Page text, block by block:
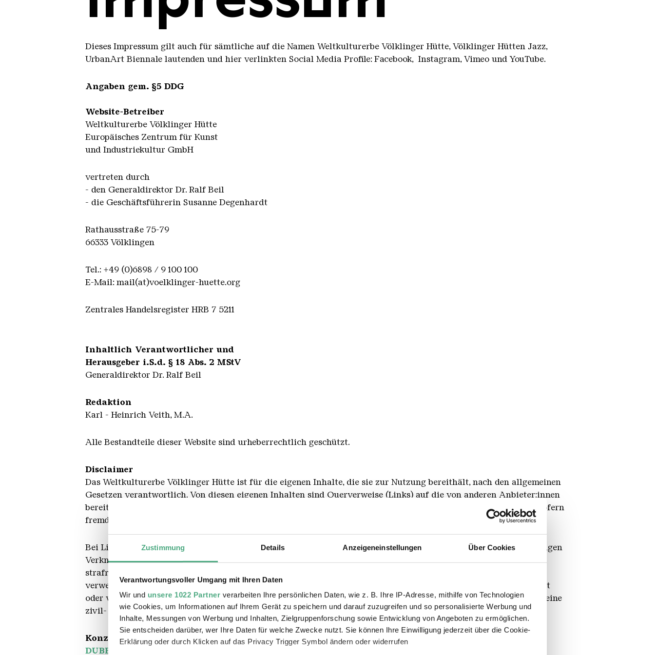
Zustimmung Details Anzeigeneinstellungen Über Cookies
Verantwortungsvoller Umgang mit Ihren Daten
Wir und unsere 1022 Partner verarbeiten Ihre persönlichen Daten, wie z. B. Ihre IP-Adresse, mithilfe von Technologien
wie Cookies, um Informationen auf Ihrem Gerät zu speichern und darauf zuzugreifen und so personalisierte Werbung und
Inhalte, Messungen von Werbung und Inhalten, Zielgruppenforschung sowie Entwicklung von Angeboten zu ermöglichen.
Sie entscheiden darüber, wer Ihre Daten für welche Zwecke nutzt. Sie können Ihre Einwilligung jederzeit über die Cookie-
Erklärung oder durch Klicken auf das Privacy Trigger Symbol ändern oder widerrufen
Dieses Impressum gilt auch für sämtliche auf die Namen Weltkulturerbe Völklinger Hütte, Völklinger Hütten Jazz,
UrbanArt Biennale lautenden und hier verlinkten Social Media Profile: Facebook, Instagram, Vimeo und YouTube.
Angaben gem. §5 DDG
Website-Betreiber
Weltkulturerbe Völklinger Hütte
Europäisches Zentrum für Kunst
und Industriekultur GmbH
vertreten durch
- den Generaldirektor Dr. Ralf Beil
- die Geschäftsführerin Susanne Degenhardt
Rathausstraße 75-79
66333 Völklingen
Tel.: +49 (0)6898 / 9 100 100
E-Mail: mail(at)voelklinger-huette.org
Zentrales Handelsregister HRB 7 5211
Inhaltlich Verantwortlicher und
Herausgeber i.S.d. § 18 Abs. 2 MStV
Generaldirektor Dr. Ralf Beil
Redaktion
Karl - Heinrich Veith, M.A.
Alle Bestandteile dieser Website sind urheberrechtlich geschützt.
Disclaimer
Das Weltkulturerbe Völklinger Hütte ist für die eigenen Inhalte, die sie zur Nutzung bereithält, nach den allgemeinen
Gesetzen verantwortlich. Von diesen eigenen Inhalten sind Querverweise (Links) auf die von anderen Anbieter:innen
bereitgehaltenen Inhalte zu unterscheiden. Durch den Querverweis hält das Weltkulturerbe Völklinger Hütte insofern
fremde Inhalte zur Nutzung bereit, die als Link gekennzeichnet sind.
Bei Links handelt es sich um dynamische Verweisungen. Das Weltkulturerbe Völklinger Hütte hat bei der erstmaligen
Verknüpfung zwar den fremden Inhalt daraufhin überprüft, ob durch ihn eine mögliche zivilrechtliche oder
strafrechtliche Verantwortlichkeit ausgelöst wird. Sie überprüft aber die Inhalte, auf die sie in ihrem Angebot
verweist, nicht ständig auf Veränderungen, die eine Verantwortlichkeit neu begründen könnten. Wenn sie feststellt
oder von anderen darauf hingewiesen wird, dass ein konkretes Angebot, zu dem sie einen Link bereitgestellt hat, eine
zivil- oder strafrechtliche Verantwortlichkeit auslöst, wird sie den Verweis auf dieses Angebot aufheben.
Konzept, Design und Programmierung
DUBBEL SPäTH